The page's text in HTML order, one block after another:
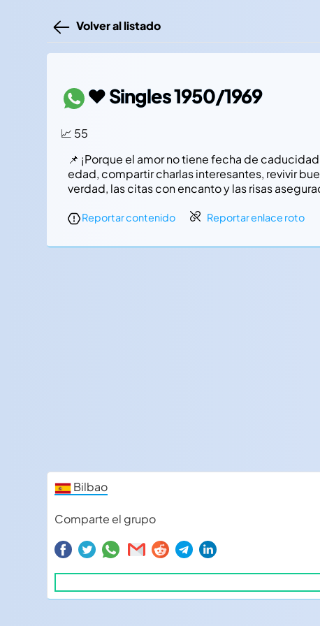
Volver al listado
❤️ Singles 1950/1969
📈 55
📌 ¡Porque el amor no tiene fecha de
edad, compartir charlas interesantes, revivir
verdad, las citas con encanto y las risas
Reportar contenido Reportar enlace roto
Bilbao
Comparte el grupo